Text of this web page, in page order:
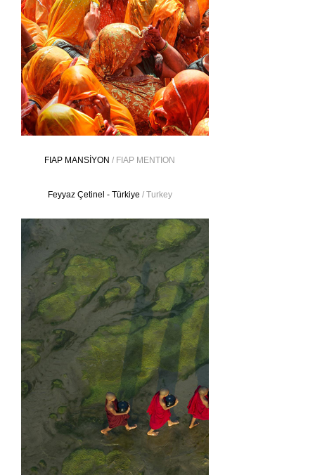
FIAP MANSİYON / FIAP MENTION
Feyyaz Çetinel - Türkiye / Turkey